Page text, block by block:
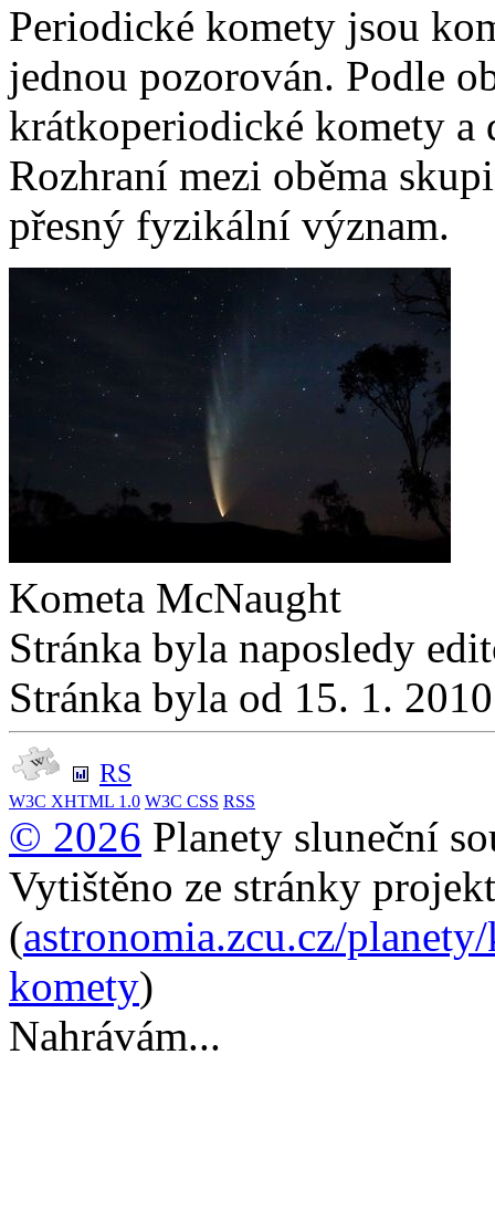
Periodické komety jsou
jednou pozorován. Podle
krátkoperiodické komety
Rozhraní mezi oběma
přesný fyzikální význam.
Kometa McNaught
Stránka byla naposledy
Stránka byla od 15. 1.
RS
W3C XHTML 1.0 W3C CSS RSS
© 2026 Planety sluneční
Vytištěno ze stránky
(astronomia.zcu.cz/
komety)
Nahrávám...